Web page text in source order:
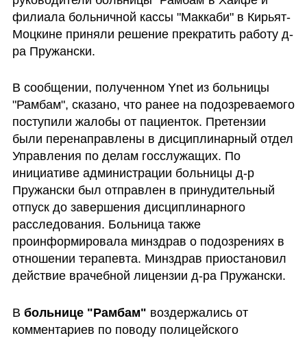
филиала больничной кассы "Маккаби" в Кирьят-
Моцкине приняли решение прекратить работу д-
ра Пружански.
В сообщении, полученном Ynet из больницы
"Рамбам", сказано, что ранее на подозреваемого
поступили жалобы от пациенток. Претензии
были перенаправлены в дисциплинарный отдел
Управления по делам госслужащих. По
инициативе администрации больницы д-р
Пружански был отправлен в принудительный
отпуск до завершения дисциплинарного
расследования. Больница также
проинформировала минздрав о подозрениях в
отношении терапевта. Минздрав приостановил
действие врачебной лицензии д-ра Пружански.
В больнице "Рамбам" воздержались от
комментариев по поводу полицейского